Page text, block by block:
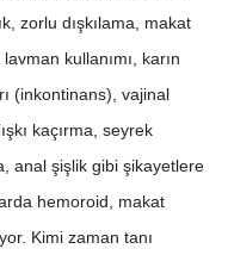
zorlu dışkılama, makat
kullanımı, karın
(inkontinans), vajinal
kaçırma, seyrek
anal şişlik gibi şikayetlere
hemoroid, makat
Kimi zaman tanı